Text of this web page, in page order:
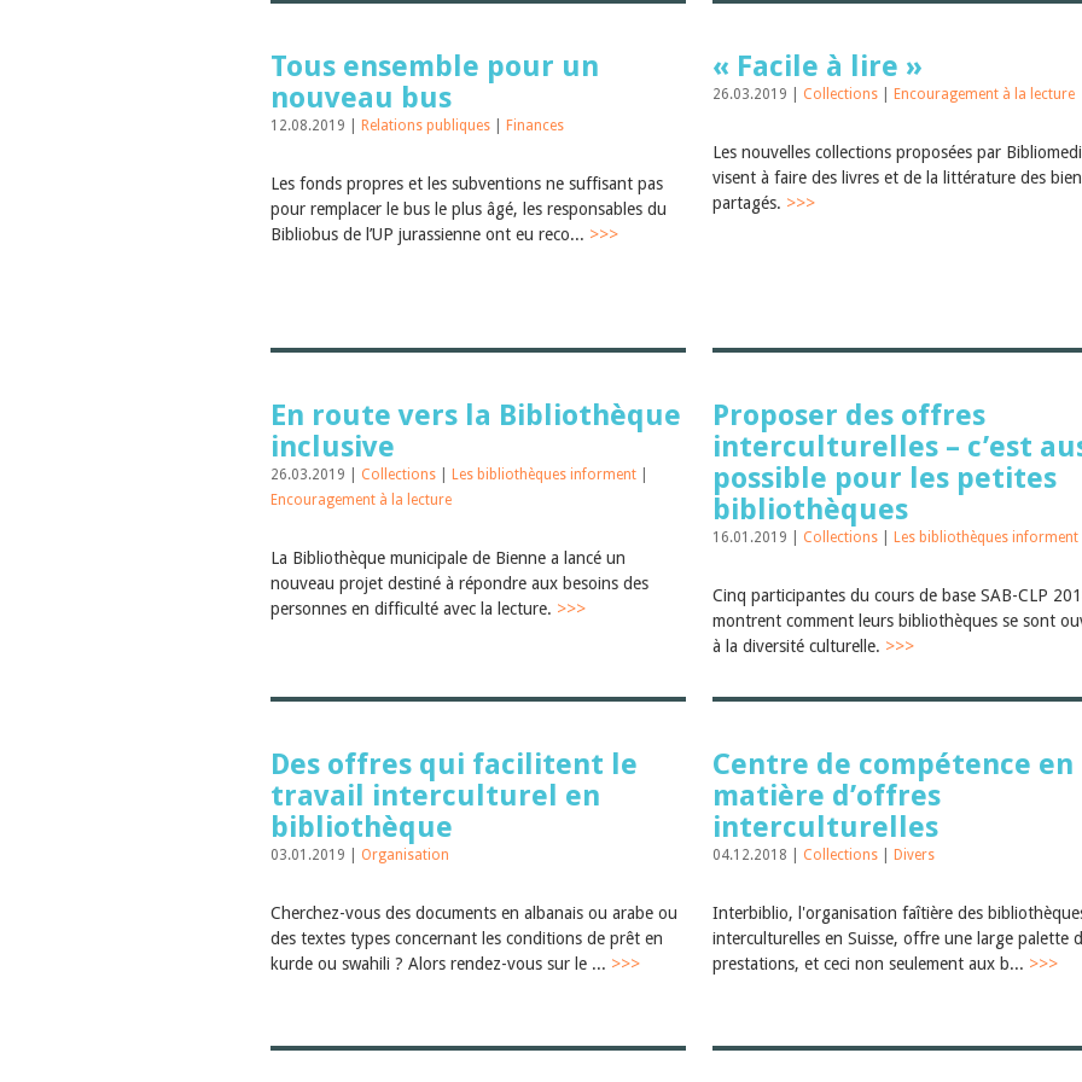
Tous ensemble pour un
nouveau bus
12.08.2019 | Relations publiques Finances
Les fonds propres et les subventions ne suffisant pas
pour remplacer le bus le plus âgé, les responsables du
Bibliobus de l’UP jurassienne ont eu reco... >>>
« Facile à lire »
26.03.2019 | Collections Encouragement à la lecture
Les nouvelles collections proposées par
visent à faire des livres et de la littérature des
partagés. >>>
En route vers la Bibliothèque
inclusive
26.03.2019 | Collections Les bibliothèques informent
Encouragement à la lecture
La Bibliothèque municipale de Bienne a lancé un
nouveau projet destiné à répondre aux besoins des
personnes en difficulté avec la lecture. >>>
Proposer des offres
interculturelles – c’est
possible pour les petites
bibliothèques
16.01.2019 | Collections Les bibliothèques informent
Cinq participantes du cours de base SAB-CLP
montrent comment leurs bibliothèques se sont
à la diversité culturelle. >>>
Des offres qui facilitent le
travail interculturel en
bibliothèque
03.01.2019 | Organisation
Cherchez-vous des documents en albanais ou arabe ou
des textes types concernant les conditions de prêt en
kurde ou swahili ? Alors rendez-vous sur le ... >>>
Centre de compétence en
matière d’offres
interculturelles
04.12.2018 | Collections Divers
Interbiblio, l'organisation faîtière des
interculturelles en Suisse, offre une large palette
prestations, et ceci non seulement aux b... >>>